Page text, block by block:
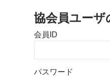
協会員ユーザ
会員ID
パスワード